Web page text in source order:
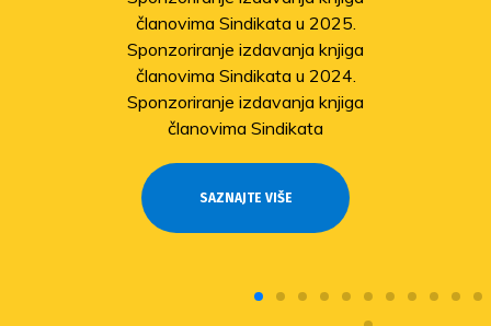
članovima Sindikata u 2025.
Sponzoriranje izdavanja knjiga
članovima Sindikata u 2024.
Sponzoriranje izdavanja knjiga
članovima Sindikata
SAZNAJTE VIŠE